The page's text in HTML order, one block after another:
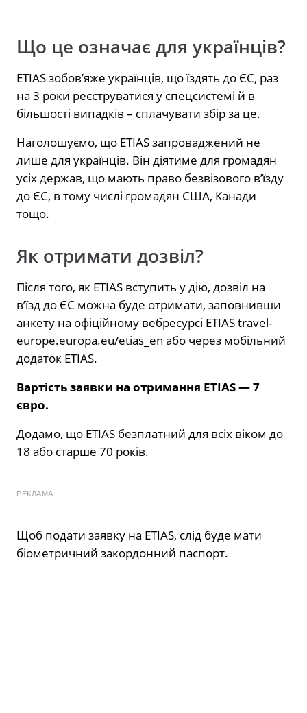
Що це означає для українців?
ETIAS зобов’яже українців, що їздять до ЄС, раз
на 3 роки реєструватися у спецсистемі й в
більшості випадків – сплачувати збір за це.
Наголошуємо, що ETIAS запроваджений не
лише для українців. Він діятиме для громадян
усіх держав, що мають право безвізового в’їзду
до ЄС, в тому числі громадян США, Канади
тощо.
Як отримати дозвіл?
Після того, як ETIAS вступить у дію, дозвіл на
в’їзд до ЄС можна буде отримати, заповнивши
анкету на офіційному вебресурсі ETIAS travel-
europe.europa.eu/etias_en або через мобільний
додаток ETIAS.
Вартість заявки на отримання ETIAS — 7
євро.
Додамо, що ETIAS безплатний для всіх віком до
18 або старше 70 років.
РЕКЛАМА
Щоб подати заявку на ETIAS, слід буде мати
біометричний закордонний паспорт.